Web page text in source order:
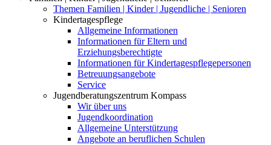
Themen Familien | Kinder | Jugendliche | Senioren
Kindertagespflege
Allgemeine Informationen
Informationen für Eltern und
Erziehungsberechtigte
Informationen für Kindertagespflegepersonen
Betreuungsangebote
Service
Jugendberatungszentrum Kompass
Wir über uns
Jugendkoordination
Allgemeine Unterstützung
Angebote an beruflichen Schulen